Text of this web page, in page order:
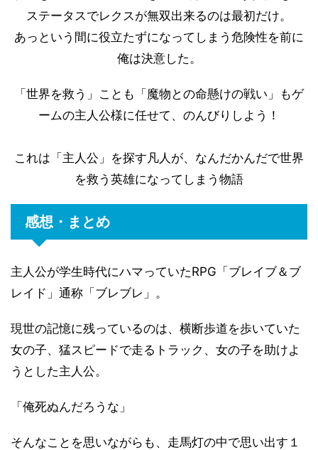
ステータスでレクスが無双出来るのは最初だけ。
あっという間に役立たずになってしまう危険性を前に
俺は決意した。
「世界を救う」ことも「魔物との命懸けの戦い」もゲ
ームの主人公様に任せて、のんびりしよう！
これは「主人公」を探す凡人が、なんだかんだで世界
を救う英雄になってしまう物語
感想・まとめ
主人公が学生時代にハマっていたRPG「ブレイブ＆ブ
レイド」通称「ブレブレ」。
現世の記憶に残っているのは、横断歩道を歩いていた
女の子、猛スピードで走るトラック、女の子を助けよ
うとした主人公。
「俺死ぬんだろうな」
そんなことを思いながらも、走馬灯の中で思い出す１